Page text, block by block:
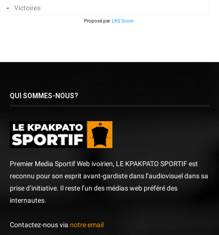
Victoires
Proposé par LKS Score
QUI SOMMES-NOUS?
Premier Media Sportif Web ivoirien, LE KPAKPATO SPORTIF est
reconnu pour son esprit avant-gardiste dans l’audiovisuel dans sa
prise d’initiative. Il reste l’un des médias web préféré des
internautes.
Contactez-nous via notre email